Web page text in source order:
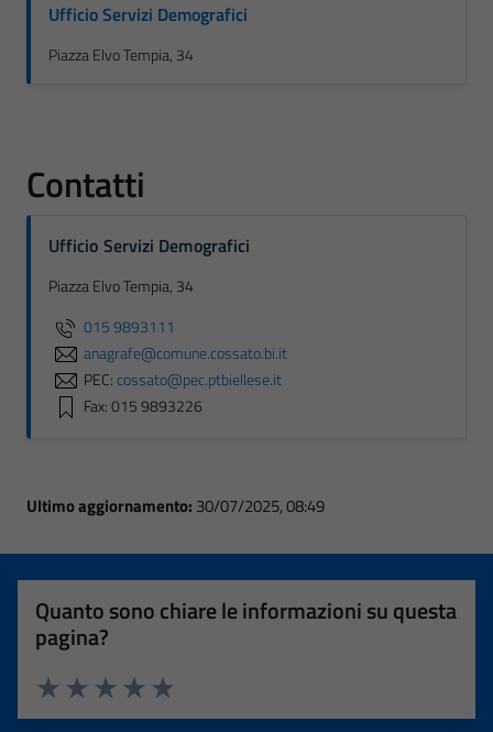
Ufficio Servizi Demografici
Piazza Elvo Tempia, 34
Contatti
Ufficio Servizi Demografici
Piazza Elvo Tempia, 34
015 9893111
anagrafe@comune.cossato.bi.it
PEC:cossato@pec.ptbiellese.it
Fax: 015 9893226
Ultimo aggiornamento: 30/07/2025, 08:49
Quanto sono chiare le informazioni su questa
pagina?
Valuta 5 stelle su 5
Valuta 4 stelle su 5
Valuta 3 stelle su 5
Valuta 2 stelle su 5
Valuta 1 stelle su 5